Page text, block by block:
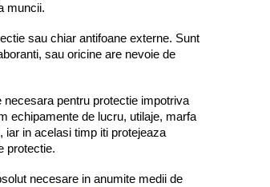
muncii.
sau chiar antifoane externe. Sunt
sau oricine are nevoie de
pentru protectie impotriva
echipamente de lucru, utilaje, marfa
iar in acelasi timp iti protejeaza
protectie.
necesare in anumite medii de